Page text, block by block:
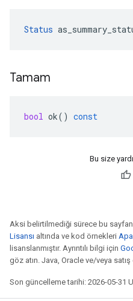
Status
Tamam
bool ok() const
Bu size
Aksi belirtilmediği sürece bu
Lisansı altında ve kod örnekleri
lisanslanmıştır. Ayrıntılı bilgi için
göz atın. Java, Oracle ve/veya
Son güncelleme tarihi: 2026-05-31